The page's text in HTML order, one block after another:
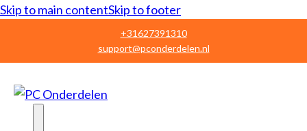
Skip to main contentSkip to footer
+31627391310
support@pconderdelen.nl